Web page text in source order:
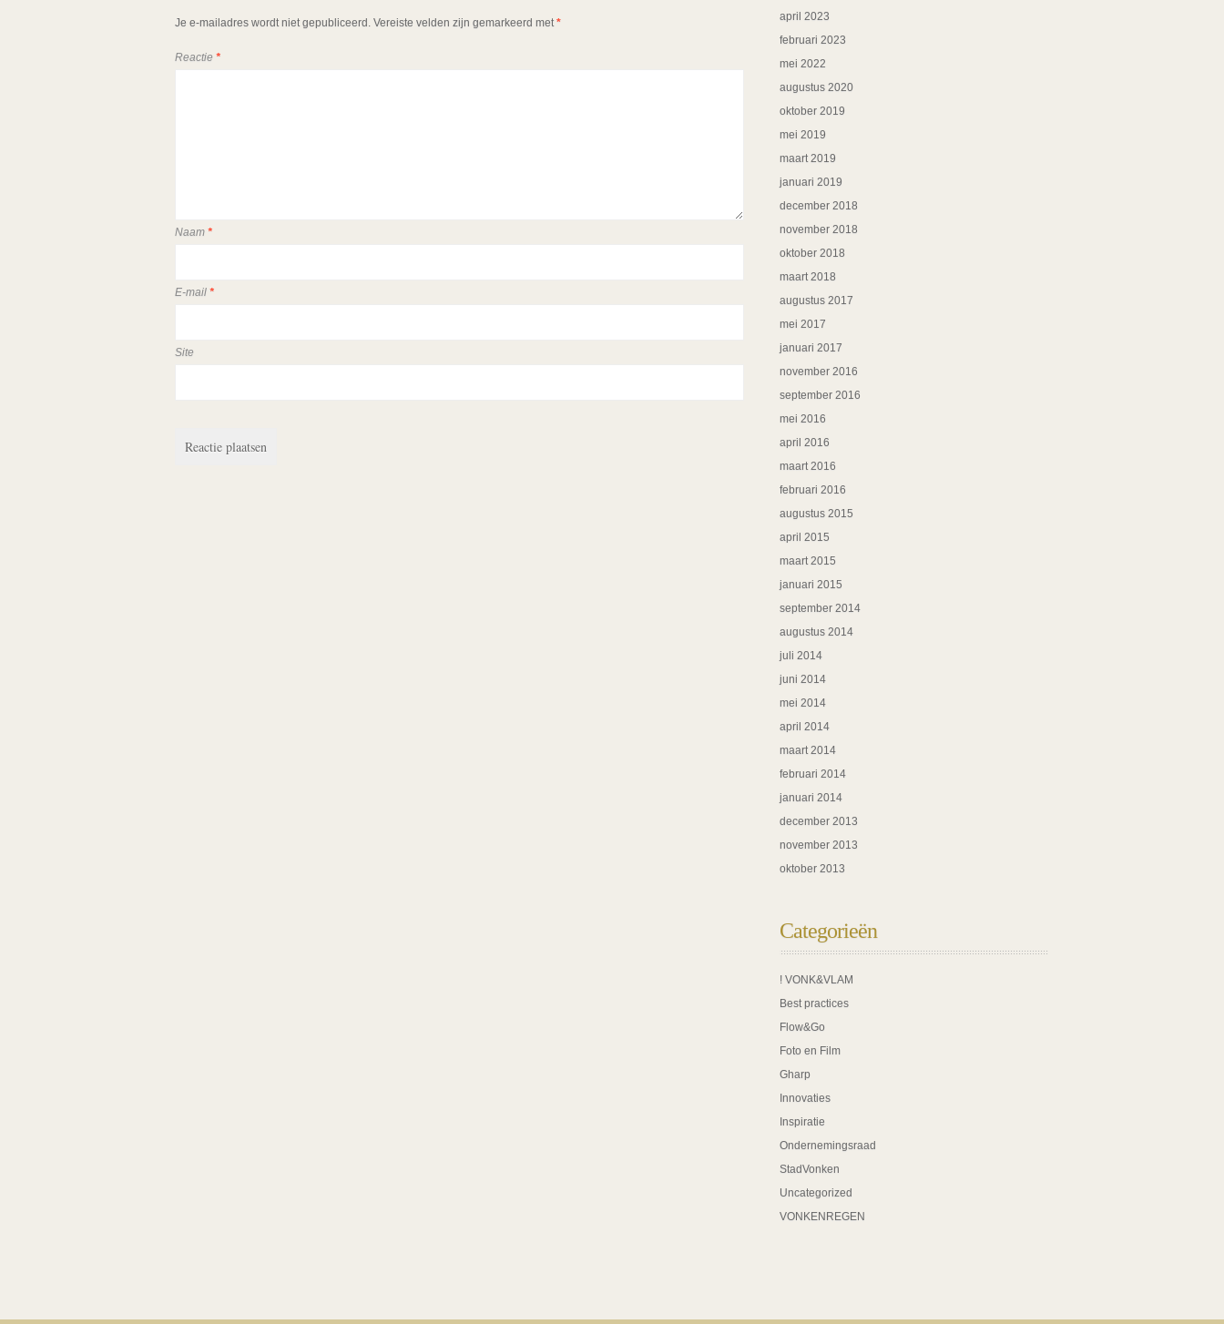
Je e-mailadres wordt niet gepubliceerd. Vereiste velden zijn gemarkeerd met*
Reactie *
Naam *
E-mail *
Site
april 2023
februari 2023
mei 2022
augustus 2020
oktober 2019
mei 2019
maart 2019
januari 2019
december 2018
november 2018
oktober 2018
maart 2018
augustus 2017
mei 2017
januari 2017
november 2016
september 2016
mei 2016
april 2016
maart 2016
februari 2016
augustus 2015
april 2015
maart 2015
januari 2015
september 2014
augustus 2014
juli 2014
juni 2014
mei 2014
april 2014
maart 2014
februari 2014
januari 2014
december 2013
november 2013
oktober 2013
Categorieën
! VONK&VLAM
Best practices
Flow&Go
Foto en Film
Gharp
Innovaties
Inspiratie
Ondernemingsraad
StadVonken
Uncategorized
VONKENREGEN